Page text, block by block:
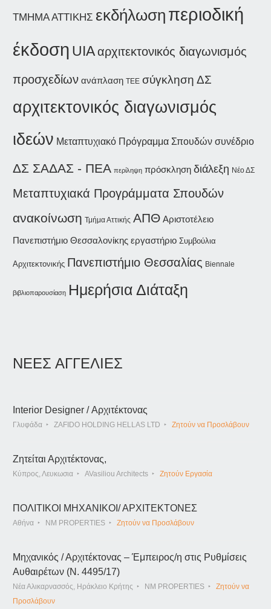
ΤΜΗΜΑ ΑΤΤΙΚΗΣ εκδήλωση περιοδική
έκδοση UIAαρχιτεκτονικός διαγωνισμός
προσχεδίων ανάπλαση ΤΕΕ σύγκληση ΔΣ
αρχιτεκτονικός διαγωνισμός
ιδεών Μεταπτυχιακό Πρόγραμμα Σπουδών συνέδριο
ΔΣ ΣΑΔΑΣ - ΠΕΑ περίληψη πρόσκληση διάλεξη Νέο ΔΣ
Μεταπτυχιακά Προγράμματα Σπουδών
ανακοίνωση Τμήμα Αττικής ΑΠΘ Αριστοτέλειο
Πανεπιστήμιο Θεσσαλονίκης εργαστήριο Συμβούλια
Αρχιτεκτονικής Πανεπιστήμιο Θεσσαλίας Biennale
βιβλιοπαρουσίαση Ημερήσια Διάταξη
ΝΕΕΣ ΑΓΓΕΛΙΕΣ
Interior Designer / Αρχιτέκτονας
Γλυφάδα ZAFIDO HOLDING HELLAS LTD Ζητούν να Προσλάβουν
Ζητείται Αρχιτέκτονας,
Κύπρος, Λευκωσια AVasiliou Architects Ζητούν Εργασία
ΠΟΛΙΤΙΚΟΙ ΜΗΧΑΝΙΚΟΙ/ ΑΡΧΙΤΕΚΤΟΝΕΣ
Αθήνα NM PROPERTIES Ζητούν να Προσλάβουν
Μηχανικός / Αρχιτέκτονας – Έμπειρος/η στις Ρυθμίσεις
Αυθαιρέτων (Ν. 4495/17)
Νέα Αλικαρνασσός, Ηράκλειο Κρήτης NM PROPERTIES
Ζητούν να
Προσλάβουν